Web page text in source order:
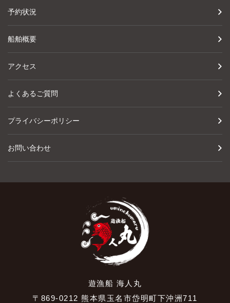
予約状況
船舶概要
アクセス
よくあるご質問
プライバシーポリシー
お問い合わせ
遊漁船 海人丸
〒869-0212 熊本県玉名市岱明町下沖洲711